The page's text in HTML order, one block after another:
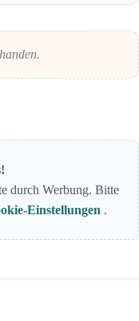
durch Werbung. Bitte
Einstellungen .